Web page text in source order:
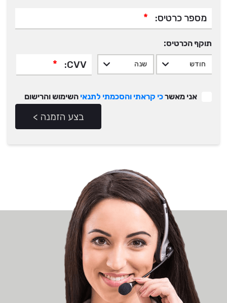
מספר כרטיס: *
תוקף הכרטיס:
CVV:
*
אני מאשרכי קראתי והסכמתי לתנאי השימוש והרישום
בצע הזמנה >